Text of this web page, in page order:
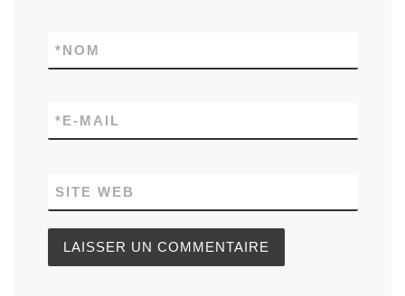
NOM
*
E-MAIL
*
SITE WEB